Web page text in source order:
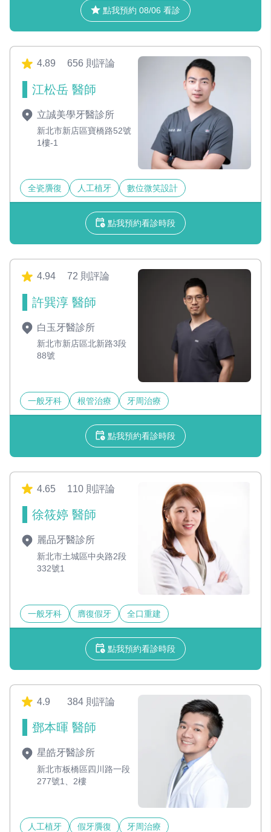
點我預約 08/06 看診
4.89 656 則評論
江松岳 醫師
立誠美學牙醫診所
新北市新店區寶橋路52號
1樓-1
全瓷贗復 人工植牙 數位微笑設計
點我預約看診時段
4.94 72 則評論
許巽淳 醫師
白玉牙醫診所
新北市新店區北新路3段
88號
一般牙科 根管治療 牙周治療
點我預約看診時段
4.65 110 則評論
徐筱婷 醫師
麗品牙醫診所
新北市土城區中央路2段
332號1
一般牙科 膺復假牙 全口重建
點我預約看診時段
4.9 384 則評論
鄧本暉 醫師
星皓牙醫診所
新北市板橋區四川路一段
277號1、2樓
人工植牙 假牙贗復 牙周治療